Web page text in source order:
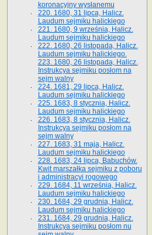
koronacyjny wysłanemu
220. 1680, 31 lipca, Halicz.
Laudum sejmiku halickiego
221. 1680, 9 września, Halicz.
Laudum sejmiku halickiego
222. 1680, 26 listopada, Halicz.
Laudum sejmiku halickiego.
223. 1680, 26 listopada, Halicz.
Instrukcya sejmiku posłom na
sejm walny
224. 1681, 29 lipca, Halicz.
Laudum sejmiku halickiego
225. 1683, 8 stycznia, Halicz.
Laudum sejmiku halickiego
226. 1683, 8 stycznia, Halicz.
Instrukcya sejmiku posłom na
sejm walny
227. 1683, 31 maja, Halicz.
Laudum sejmiku halickiego
228. 1683, 24 lipca, Babuchów.
Kwit marszałka sejmiku z poboru
i administracyi rogowego
229. 1684, 11 września, Halicz.
Laudum sejmiku halickiego
230. 1684, 29 grudnia, Halicz.
Laudum sejmiku halickiego
231. 1684, 29 grudnia, Halicz.
Instrukcya sejmiku posłom nu